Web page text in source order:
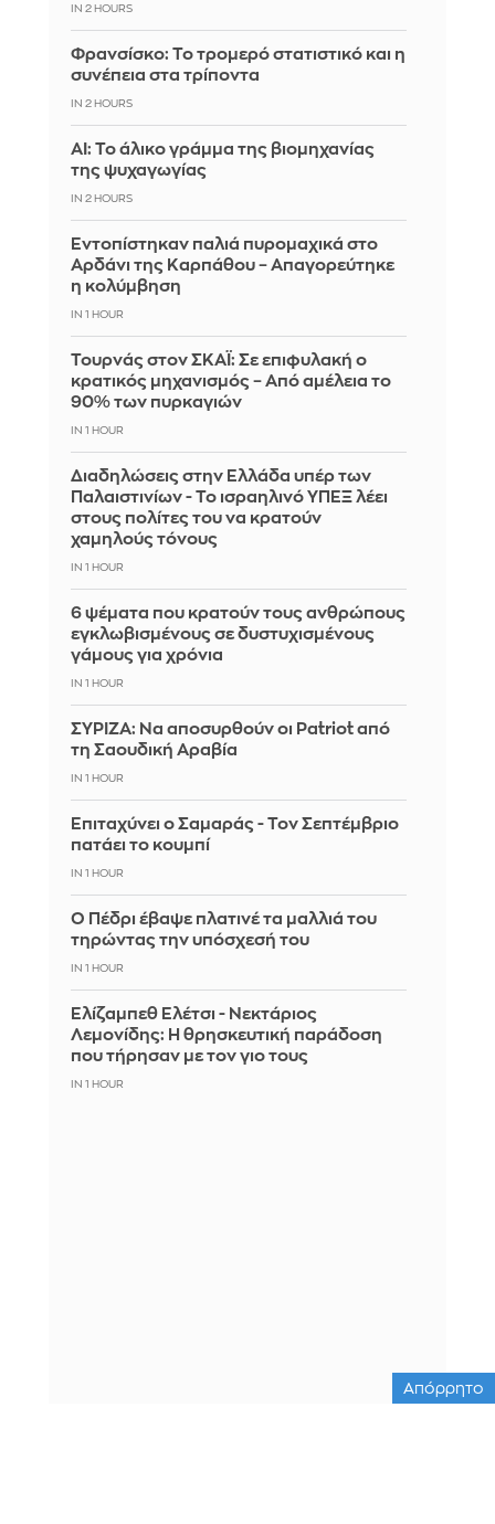
IN 2 HOURS
Φρανσίσκο: Το τρομερό στατιστικό και η
συνέπεια στα τρίποντα
IN 2 HOURS
AI: Το άλικο γράμμα της βιομηχανίας
της ψυχαγωγίας
IN 2 HOURS
Εντοπίστηκαν παλιά πυρομαχικά στο
Αρδάνι της Καρπάθου – Απαγορεύτηκε
η κολύμβηση
IN 1 HOUR
Τουρνάς στον ΣΚΑΪ: Σε επιφυλακή ο
κρατικός μηχανισμός – Από αμέλεια το
90% των πυρκαγιών
IN 1 HOUR
Διαδηλώσεις στην Ελλάδα υπέρ των
Παλαιστινίων - Το ισραηλινό ΥΠΕΞ λέει
στους πολίτες του να κρατούν
χαμηλούς τόνους
IN 1 HOUR
6 ψέματα που κρατούν τους ανθρώπους
εγκλωβισμένους σε δυστυχισμένους
γάμους για χρόνια
IN 1 HOUR
ΣΥΡΙΖΑ: Να αποσυρθούν οι Patriot από
τη Σαουδική Αραβία
IN 1 HOUR
Επιταχύνει ο Σαμαράς - Τον Σεπτέμβριο
πατάει το κουμπί
IN 1 HOUR
Ο Πέδρι έβαψε πλατινέ τα μαλλιά του
τηρώντας την υπόσχεσή του
IN 1 HOUR
Ελίζαμπεθ Ελέτσι - Νεκτάριος
Λεμονίδης: Η θρησκευτική παράδοση
που τήρησαν με τον γιο τους
IN 1 HOUR
Απόρρητο